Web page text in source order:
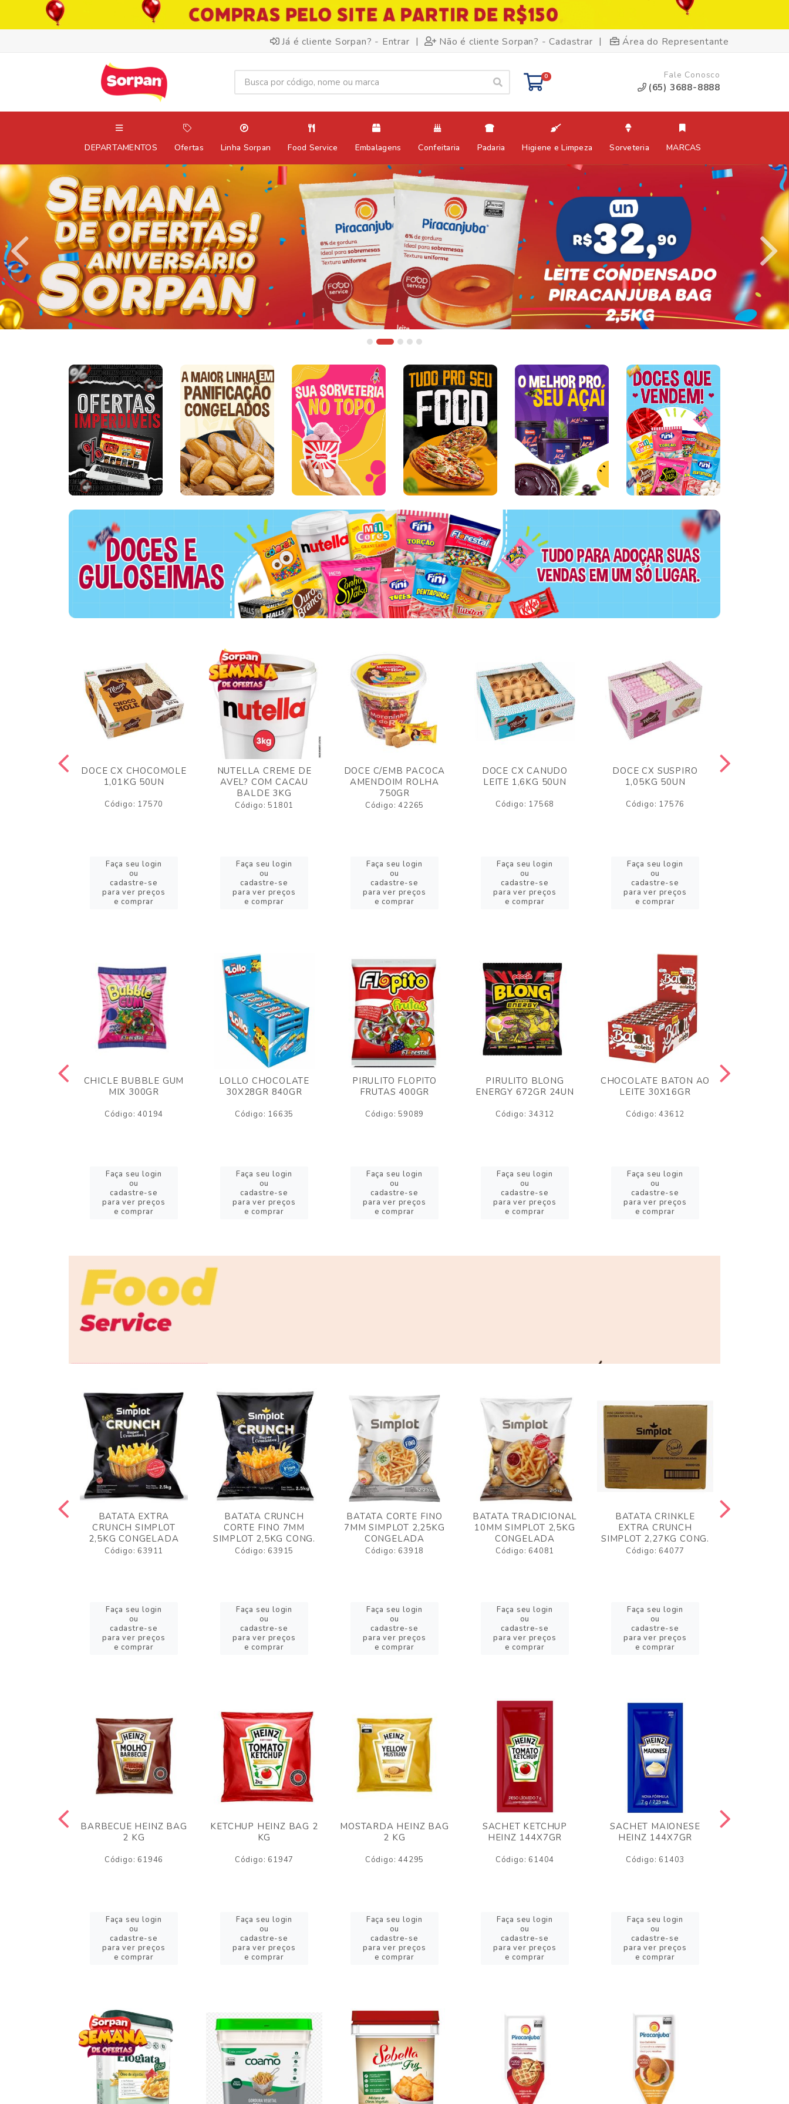
Já é cliente Sorpan? - Entrar | Não é cliente Sorpan? - Cadastrar | Área do Representante
0 Fale Conosco
(65) 3688-8888
DEPARTAMENTOS Ofertas Linha Sorpan Food Service Embalagens Confeitaria Padaria Higiene e Limpeza Sorveteria MARCAS
DOCE CX CHOCOMOLE
1,01KG 50UN
Código: 17570
Faça seu login
ou
cadastre-se
para ver preços
e comprar
NUTELLA CREME DE
AVEL? COM CACAU
BALDE 3KG
Código: 51801
Faça seu login
ou
cadastre-se
para ver preços
e comprar
DOCE C/EMB PACOCA
AMENDOIM ROLHA
750GR
Código: 42265
Faça seu login
ou
cadastre-se
para ver preços
e comprar
DOCE CX CANUDO
LEITE 1,6KG 50UN
Código: 17568
Faça seu login
ou
cadastre-se
para ver preços
e comprar
DOCE CX SUSPIRO
1,05KG 50UN
Código: 17576
Faça seu login
ou
cadastre-se
para ver preços
e comprar
CHICLE BUBBLE GUM
MIX 300GR
Código: 40194
Faça seu login
ou
cadastre-se
para ver preços
e comprar
LOLLO CHOCOLATE
30X28GR 840GR
Código: 16635
Faça seu login
ou
cadastre-se
para ver preços
e comprar
PIRULITO FLOPITO
FRUTAS 400GR
Código: 59089
Faça seu login
ou
cadastre-se
para ver preços
e comprar
PIRULITO BLONG
ENERGY 672GR 24UN
Código: 34312
Faça seu login
ou
cadastre-se
para ver preços
e comprar
CHOCOLATE BATON AO
LEITE 30X16GR
Código: 43612
Faça seu login
ou
cadastre-se
para ver preços
e comprar
BATATA EXTRA
CRUNCH SIMPLOT
2,5KG CONGELADA
Código: 63911
Faça seu login
ou
cadastre-se
para ver preços
e comprar
BATATA CRUNCH
CORTE FINO 7MM
SIMPLOT 2,5KG CONG.
Código: 63915
Faça seu login
ou
cadastre-se
para ver preços
e comprar
BATATA CORTE FINO
7MM SIMPLOT 2,25KG
CONGELADA
Código: 63918
Faça seu login
ou
cadastre-se
para ver preços
e comprar
BATATA TRADICIONAL
10MM SIMPLOT 2,5KG
CONGELADA
Código: 64081
Faça seu login
ou
cadastre-se
para ver preços
e comprar
BATATA CRINKLE
EXTRA CRUNCH
SIMPLOT 2,27KG CONG.
Código: 64077
Faça seu login
ou
cadastre-se
para ver preços
e comprar
BARBECUE HEINZ BAG
2 KG
Código: 61946
Faça seu login
ou
cadastre-se
para ver preços
e comprar
KETCHUP HEINZ BAG 2
KG
Código: 61947
Faça seu login
ou
cadastre-se
para ver preços
e comprar
MOSTARDA HEINZ BAG
2 KG
Código: 44295
Faça seu login
ou
cadastre-se
para ver preços
e comprar
SACHET KETCHUP
HEINZ 144X7GR
Código: 61404
Faça seu login
ou
cadastre-se
para ver preços
e comprar
SACHET MAIONESE
HEINZ 144X7GR
Código: 61403
Faça seu login
ou
cadastre-se
para ver preços
e comprar